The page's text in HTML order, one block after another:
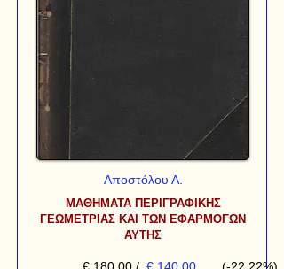
Αποστόλου Α.
ΜΑΘΗΜΑΤΑ ΠΕΡΙΓΡΑΦΙΚΗΣ
ΓΕΩΜΕΤΡΙΑΣ ΚΑΙ ΤΩΝ ΕΦΑΡΜΟΓΩΝ
ΑΥΤΗΣ
€ 180,00 / € 140,00 (-22,22%)